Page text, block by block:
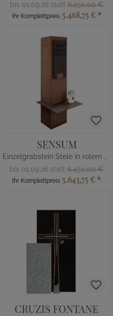
bis 01.09.26 statt6.250,00 €
Ihr Komplettpreis 5.468,75 € *
SENSUM
Einzelgrabstein Stele in rotem Granit Ruby Red mit Bronze-Tafel
bis 01.09.26 statt 6.450,00 €
Ihr Komplettpreis 5.643,75 € *
CRUZIS FONTANE